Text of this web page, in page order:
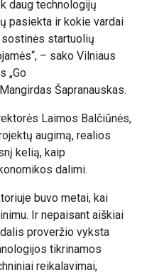
daug technologijų
pasiekta ir kokie vardai
sostinės startuolių
– sako Vilniaus
„Go
Šapranauskas.
Laimos Balčiūnės,
augimą, realios
kelią, kaip
dalimi.
buvo metai, kai
Ir nepaisant aiškiai
proveržio vyksta
tikrinamos
reikalavimai,